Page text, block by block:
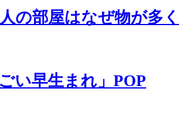
人の部屋はなぜ物が多
い早生まれ」POP